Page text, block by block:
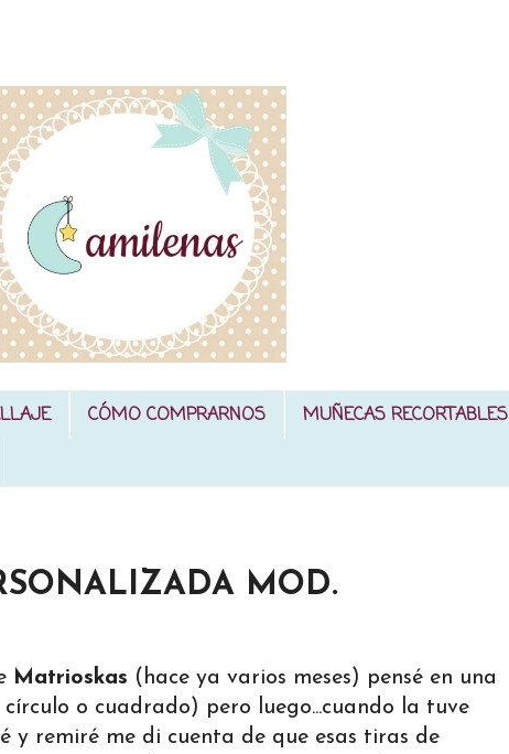
CÓMO COMPRARNOS MUÑECAS RECORTABLES
MOD.
Matrioskas (hace ya varios meses) pensé en una
o cuadrado) pero luego...cuando la tuve
remiré me di cuenta de que esas tiras de